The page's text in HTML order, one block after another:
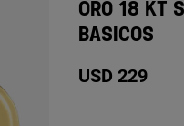
ORO 18 KT
BASICOS
USD 229